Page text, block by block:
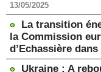
13/05/2025
La transition
la Commission
d’Echassière dans
Ukraine : A